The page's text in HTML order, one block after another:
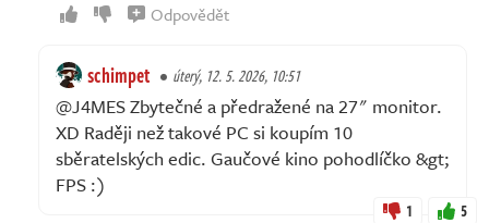
Odpovědět
schimpet úterý, 12. 5. 2026, 10:51
@J4MES Zbytečné a předražené na 27" monitor.
XD Raději než takové PC si koupím 10
sběratelských edic. Gaučové kino pohodlíčko &gt;
FPS :)
1 5